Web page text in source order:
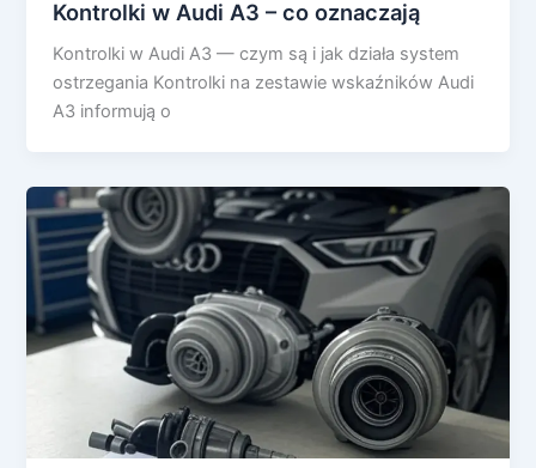
Kontrolki w Audi A3 – co oznaczają
Kontrolki w Audi A3 — czym są i jak działa system
ostrzegania Kontrolki na zestawie wskaźników Audi
A3 informują o